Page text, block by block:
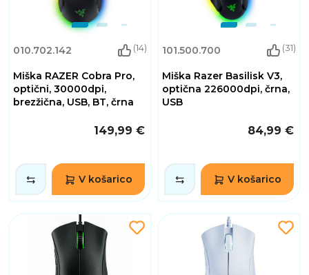
010.702.142 (14)
Miška RAZER Cobra Pro,
optični, 30000dpi,
brezžična, USB, BT, črna
149,99 €
V košarico
101.500.700 (31)
Miška Razer Basilisk V3,
optična 226000dpi, črna,
USB
84,99 €
V košarico